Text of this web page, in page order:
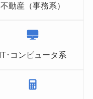
不動産（事務系）
IT･コンピュータ系